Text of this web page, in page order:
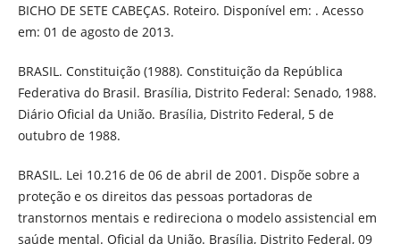
BICHO DE SETE CABEÇAS. Roteiro. Disponível em: . Acesso
em: 01 de agosto de 2013.
BRASIL. Constituição (1988). Constituição da República
Federativa do Brasil. Brasília, Distrito Federal: Senado, 1988.
Diário Oficial da União. Brasília, Distrito Federal, 5 de
outubro de 1988.
BRASIL. Lei 10.216 de 06 de abril de 2001. Dispõe sobre a
proteção e os direitos das pessoas portadoras de
transtornos mentais e redireciona o modelo assistencial em
saúde mental. Oficial da União. Brasília, Distrito Federal, 09